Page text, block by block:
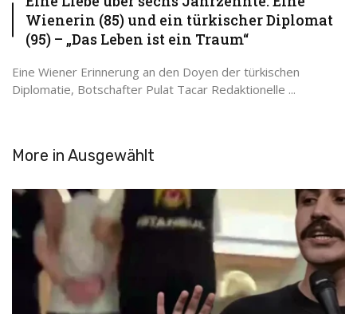
Wienerin (85) und ein türkischer Diplomat
(95) – „Das Leben ist ein Traum“
Eine Wiener Erinnerung an den Doyen der türkischen
Diplomatie, Botschafter Pulat Tacar Redaktionelle ...
More in Ausgewählt